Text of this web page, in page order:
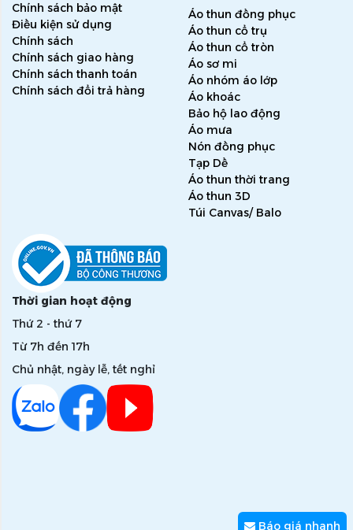
Chính sách bảo mật
Điều kiện sử dụng
Chính sách
Chính sách giao hàng
Chính sách thanh toán
Chính sách đổi trả hàng
Áo thun đồng phục
Áo thun cổ trụ
Áo thun cổ tròn
Áo sơ mi
Áo nhóm áo lớp
Áo khoác
Bảo hộ lao động
Áo mưa
Nón đồng phục
Tạp Dề
Áo thun thời trang
Áo thun 3D
Túi Canvas/ Balo
Thời gian hoạt động
Thứ 2 - thứ 7
Từ 7h đến 17h
Chủ nhật, ngày lễ, tết nghỉ
Báo giá nhanh